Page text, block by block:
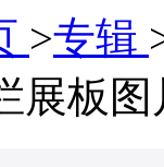
>专辑
展板图